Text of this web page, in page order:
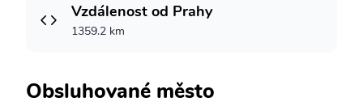
Vzdálenost od Prahy
1359.2 km
Obsluhované město